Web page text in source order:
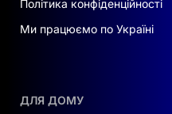
Політика конфіденційності
Ми працюємо по Україні
ДЛЯ ДОМУ